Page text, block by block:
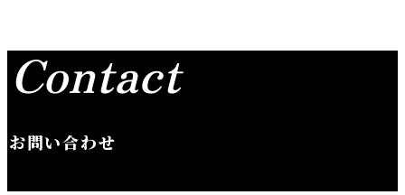
Contact
お問い合わせ